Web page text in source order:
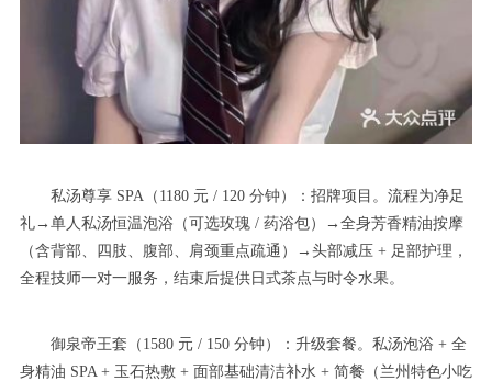
私汤尊享 SPA（1180 元 / 120 分钟）：招牌项目。流程为净足
礼→单人私汤恒温泡浴（可选玫瑰 / 药浴包）→全身芳香精油按摩
（含背部、四肢、腹部、肩颈重点疏通）→头部减压 + 足部护理，
全程技师一对一服务，结束后提供日式茶点与时令水果。
御泉帝王套（1580 元 / 150 分钟）：升级套餐。私汤泡浴 + 全
身精油 SPA + 玉石热敷 + 面部基础清洁补水 + 简餐（兰州特色小吃